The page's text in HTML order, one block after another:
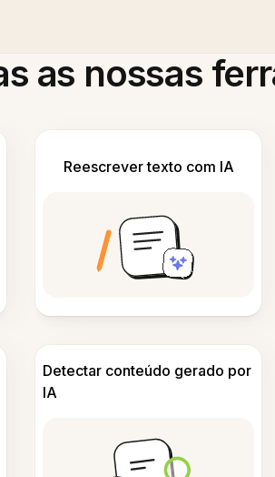
as nossas
Reescrever texto com IA
Detectar conteúdo gerado por
IA